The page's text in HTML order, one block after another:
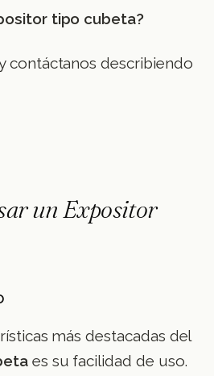
tipo cubeta?
contáctanos describiendo
un Expositor
más destacadas del
es su facilidad de uso.